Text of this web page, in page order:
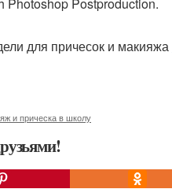
для причесок и макияжа
и прическа в школу